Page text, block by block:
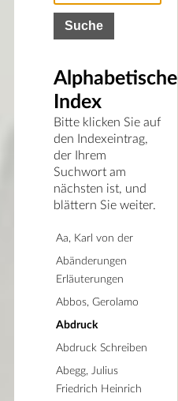
Alphabetischer
Index
Bitte klicken Sie auf
den Indexeintrag,
der Ihrem
Suchwort am
nächsten ist, und
blättern Sie weiter.
Aa, Karl von der
Abänderungen
Erläuterungen
Abbos, Gerolamo
Abdruck
Abdruck Schreiben
Abegg, Julius
Friedrich Heinrich